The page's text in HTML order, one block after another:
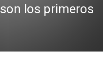
los primeros